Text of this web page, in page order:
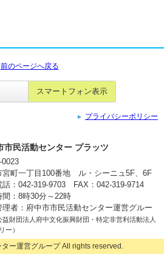
前のページへ戻る
スマートフォン表示
プライバシーポリシー
市民活動センター プラッツ
0023
宮町一丁目100番地 ル・シーニュ5F、6F
話：042-319-9703
FAX：042-319-9714
間：8時30分～22時
理者：府中市市民活動センター運営グルー
益財団法人府中文化振興財団・特定非営利活動法人
ー）
ー運営グループAll rights reserved.